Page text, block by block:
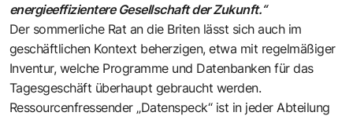
energieeffizientere Gesellschaft der Zukunft.“
Der sommerliche Rat an die Briten lässt sich auch im
geschäftlichen Kontext beherzigen, etwa mit regelmäßiger
Inventur, welche Programme und Datenbanken für das
Tagesgeschäft überhaupt gebraucht werden.
Ressourcenfressender „Datenspeck“ ist in jeder Abteilung